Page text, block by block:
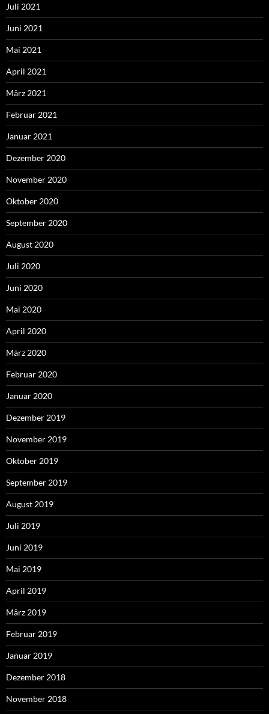
Juli 2021
Juni 2021
Mai 2021
April 2021
März 2021
Februar 2021
Januar 2021
Dezember 2020
November 2020
Oktober 2020
September 2020
August 2020
Juli 2020
Juni 2020
Mai 2020
April 2020
März 2020
Februar 2020
Januar 2020
Dezember 2019
November 2019
Oktober 2019
September 2019
August 2019
Juli 2019
Juni 2019
Mai 2019
April 2019
März 2019
Februar 2019
Januar 2019
Dezember 2018
November 2018